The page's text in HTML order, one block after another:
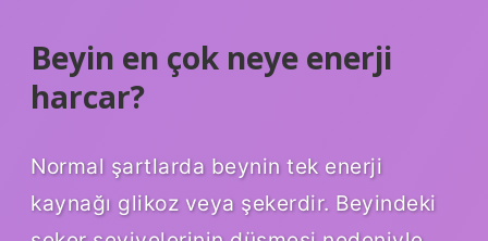
Beyin en çok neye enerji
harcar?
Normal şartlarda beynin tek enerji
kaynağı glikoz veya şekerdir. Beyindeki